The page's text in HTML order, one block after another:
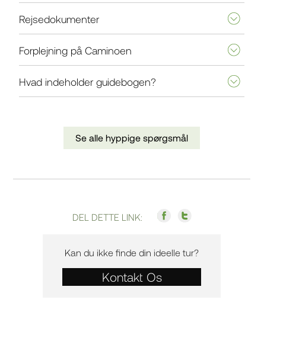
Rejsedokumenter
Forplejning på Caminoen
Hvad indeholder guidebogen?
Se alle hyppige spørgsmål
DEL DETTE LINK:
Kan du ikke finde din ideelle tur?
Kontakt Os